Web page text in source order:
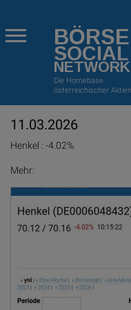
BÖRSE
SOCIAL
NETWORK
Die Homebase
österreichischer Aktien
11.03.2026
Henkel : -4.02%
Mehr: